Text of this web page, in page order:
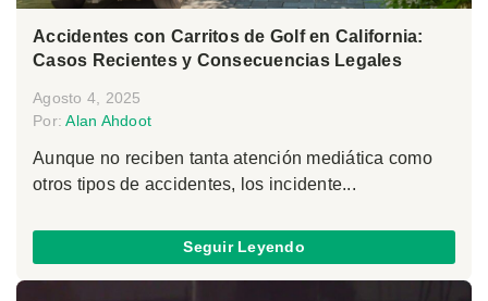
Accidentes con Carritos de Golf en California:
Casos Recientes y Consecuencias Legales
Agosto 4, 2025
Por:Alan Ahdoot
Aunque no reciben tanta atención mediática como
otros tipos de accidentes, los incidente...
Seguir Leyendo